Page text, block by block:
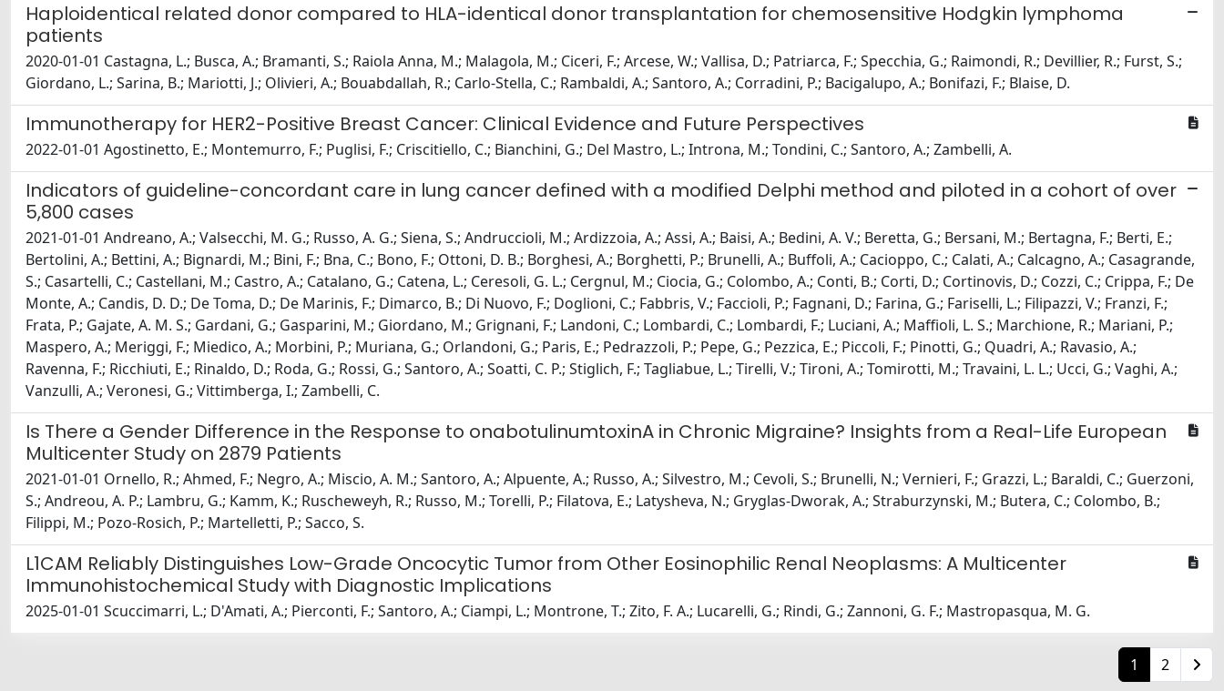
Haploidentical related donor compared to HLA-identical donor transplantation for chemosensitive Hodgkin lymphoma
patients
2020-01-01 Castagna, L.; Busca, A.; Bramanti, S.; Raiola Anna, M.; Malagola, M.; Ciceri, F.; Arcese, W.; Vallisa, D.; Patriarca, F.; Specchia, G.; Raimondi, R.; Devillier, R.; Furst, S.;
Giordano, L.; Sarina, B.; Mariotti, J.; Olivieri, A.; Bouabdallah, R.; Carlo-Stella, C.; Rambaldi, A.; Santoro, A.; Corradini, P.; Bacigalupo, A.; Bonifazi, F.; Blaise, D.
Immunotherapy for HER2-Positive Breast Cancer: Clinical Evidence and Future Perspectives
2022-01-01 Agostinetto, E.; Montemurro, F.; Puglisi, F.; Criscitiello, C.; Bianchini, G.; Del Mastro, L.; Introna, M.; Tondini, C.; Santoro, A.; Zambelli, A.
Indicators of guideline-concordant care in lung cancer defined with a modified Delphi method and piloted in a cohort of over
5,800 cases
2021-01-01 Andreano, A.; Valsecchi, M. G.; Russo, A. G.; Siena, S.; Andruccioli, M.; Ardizzoia, A.; Assi, A.; Baisi, A.; Bedini, A. V.; Beretta, G.; Bersani, M.; Bertagna, F.; Berti, E.;
Bertolini, A.; Bettini, A.; Bignardi, M.; Bini, F.; Bna, C.; Bono, F.; Ottoni, D. B.; Borghesi, A.; Borghetti, P.; Brunelli, A.; Buffoli, A.; Cacioppo, C.; Calati, A.; Calcagno, A.; Casagrande,
S.; Casartelli, C.; Castellani, M.; Castro, A.; Catalano, G.; Catena, L.; Ceresoli, G. L.; Cergnul, M.; Ciocia, G.; Colombo, A.; Conti, B.; Corti, D.; Cortinovis, D.; Cozzi, C.; Crippa, F.; De
Monte, A.; Candis, D. D.; De Toma, D.; De Marinis, F.; Dimarco, B.; Di Nuovo, F.; Doglioni, C.; Fabbris, V.; Faccioli, P.; Fagnani, D.; Farina, G.; Fariselli, L.; Filipazzi, V.; Franzi, F.;
Frata, P.; Gajate, A. M. S.; Gardani, G.; Gasparini, M.; Giordano, M.; Grignani, F.; Landoni, C.; Lombardi, C.; Lombardi, F.; Luciani, A.; Maffioli, L. S.; Marchione, R.; Mariani, P.;
Maspero, A.; Meriggi, F.; Miedico, A.; Morbini, P.; Muriana, G.; Orlandoni, G.; Paris, E.; Pedrazzoli, P.; Pepe, G.; Pezzica, E.; Piccoli, F.; Pinotti, G.; Quadri, A.; Ravasio, A.;
Ravenna, F.; Ricchiuti, E.; Rinaldo, D.; Roda, G.; Rossi, G.; Santoro, A.; Soatti, C. P.; Stiglich, F.; Tagliabue, L.; Tirelli, V.; Tironi, A.; Tomirotti, M.; Travaini, L. L.; Ucci, G.; Vaghi, A.;
Vanzulli, A.; Veronesi, G.; Vittimberga, I.; Zambelli, C.
Is There a Gender Difference in the Response to onabotulinumtoxinA in Chronic Migraine? Insights from a Real-Life European
Multicenter Study on 2879 Patients
2021-01-01 Ornello, R.; Ahmed, F.; Negro, A.; Miscio, A. M.; Santoro, A.; Alpuente, A.; Russo, A.; Silvestro, M.; Cevoli, S.; Brunelli, N.; Vernieri, F.; Grazzi, L.; Baraldi, C.; Guerzoni,
S.; Andreou, A. P.; Lambru, G.; Kamm, K.; Ruscheweyh, R.; Russo, M.; Torelli, P.; Filatova, E.; Latysheva, N.; Gryglas-Dworak, A.; Straburzynski, M.; Butera, C.; Colombo, B.;
Filippi, M.; Pozo-Rosich, P.; Martelletti, P.; Sacco, S.
L1CAM Reliably Distinguishes Low-Grade Oncocytic Tumor from Other Eosinophilic Renal Neoplasms: A Multicenter
Immunohistochemical Study with Diagnostic Implications
2025-01-01 Scuccimarri, L.; D'Amati, A.; Pierconti, F.; Santoro, A.; Ciampi, L.; Montrone, T.; Zito, F. A.; Lucarelli, G.; Rindi, G.; Zannoni, G. F.; Mastropasqua, M. G.
1 2